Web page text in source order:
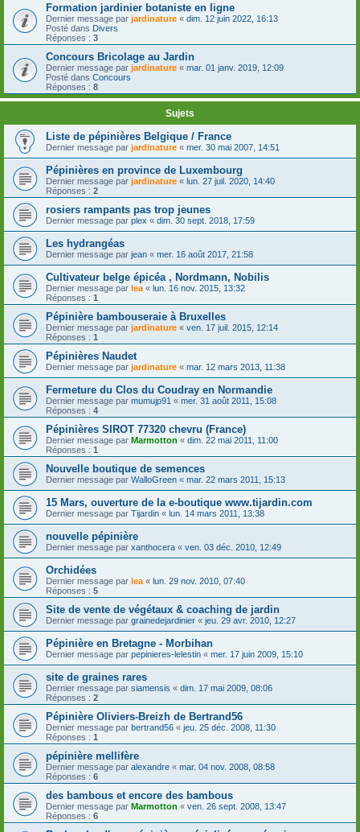
Formation jardinier botaniste en ligne
Dernier message par jardinature « dim. 12 juin 2022, 16:13
Posté dans Divers
Réponses : 3
Concours Bricolage au Jardin
Dernier message par jardinature « mar. 01 janv. 2019, 12:09
Posté dans Concours
Réponses : 8
Sujets
Liste de pépinières Belgique / France
Dernier message par jardinature « mer. 30 mai 2007, 14:51
Pépinières en province de Luxembourg
Dernier message par jardinature « lun. 27 juil. 2020, 14:40
Réponses : 2
rosiers rampants pas trop jeunes
Dernier message par plex « dim. 30 sept. 2018, 17:59
Les hydrangéas
Dernier message par jean « mer. 16 août 2017, 21:58
Cultivateur belge épicéa , Nordmann, Nobilis
Dernier message par lea « lun. 16 nov. 2015, 13:32
Réponses : 1
Pépinière bambouseraie à Bruxelles
Dernier message par jardinature « ven. 17 juil. 2015, 12:14
Réponses : 1
Pépinières Naudet
Dernier message par jardinature « mar. 12 mars 2013, 11:38
Fermeture du Clos du Coudray en Normandie
Dernier message par mumujp91 « mer. 31 août 2011, 15:08
Réponses : 4
Pépinières SIROT 77320 chevru (France)
Dernier message par Marmotton « dim. 22 mai 2011, 11:00
Réponses : 1
Nouvelle boutique de semences
Dernier message par WalloGreen « mar. 22 mars 2011, 15:13
15 Mars, ouverture de la e-boutique www.tijardin.com
Dernier message par Tijardin « lun. 14 mars 2011, 13:38
nouvelle pépinière
Dernier message par xanthocera « ven. 03 déc. 2010, 12:49
Orchidées
Dernier message par lea « lun. 29 nov. 2010, 07:40
Réponses : 5
Site de vente de végétaux & coaching de jardin
Dernier message par grainedejardinier « jeu. 29 avr. 2010, 12:27
Pépinière en Bretagne - Morbihan
Dernier message par pepinieres-lelestin « mer. 17 juin 2009, 15:10
site de graines rares
Dernier message par siamensis « dim. 17 mai 2009, 08:06
Réponses : 2
Pépinière Oliviers-Breizh de Bertrand56
Dernier message par bertrand56 « jeu. 25 déc. 2008, 11:30
Réponses : 1
pépinière mellifère
Dernier message par alexandre « mar. 04 nov. 2008, 08:58
Réponses : 6
des bambous et encore des bambous
Dernier message par Marmotton « ven. 26 sept. 2008, 13:47
Réponses : 6